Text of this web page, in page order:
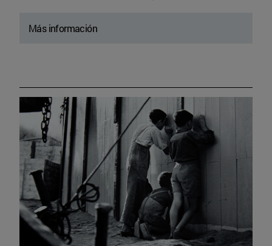
Más información